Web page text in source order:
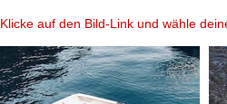
Klicke auf den Bild-Link und wähle